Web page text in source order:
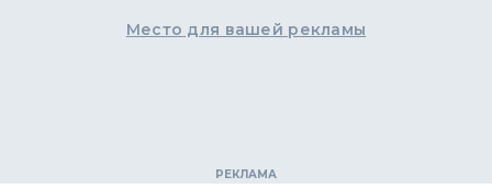
Место для вашей рекламы